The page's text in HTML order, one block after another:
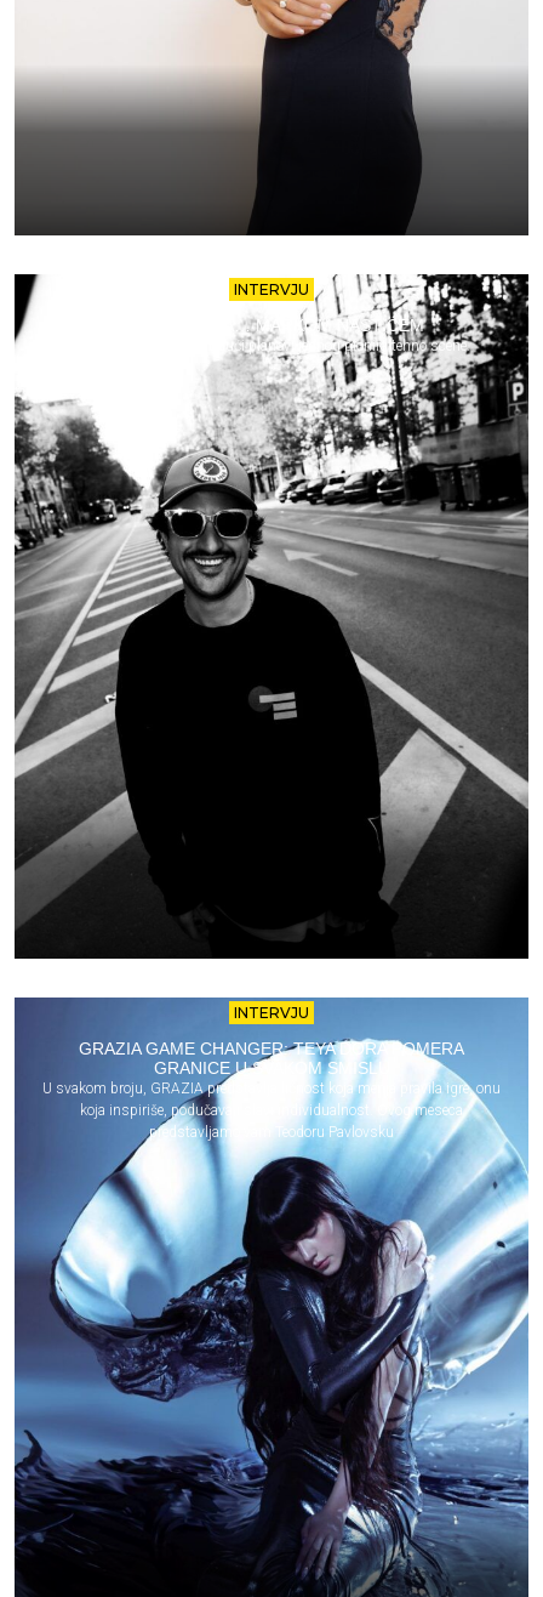
INTERVJU
15 MINUTA SA… MARKOM NASTIĆEM
Izazovi, inspiracije i budući planovi jednog pionira tehno scene.
INTERVJU
GRAZIA GAME CHANGER: TEYA DORA POMERA
GRANICE U SVAKOM SMISLU
U svakom broju, GRAZIA predstavlja ličnost koja menja pravila igre, onu
koja inspiriše, podučava i slavi individualnost. Ovog meseca
predstavljamo vam Teodoru Pavlovsku